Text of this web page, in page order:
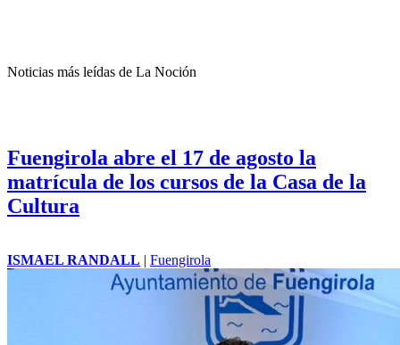
Noticias más leídas de La Noción
Fuengirola abre el 17 de agosto la
matrícula de los cursos de la Casa de la
Cultura
ISMAEL RANDALL | Fuengirola